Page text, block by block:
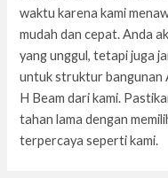
waktu karena kami
mudah dan cepat. Anda
yang unggul, tetapi juga
untuk struktur bangunan
H Beam dari kami.
tahan lama dengan
terpercaya seperti kami.